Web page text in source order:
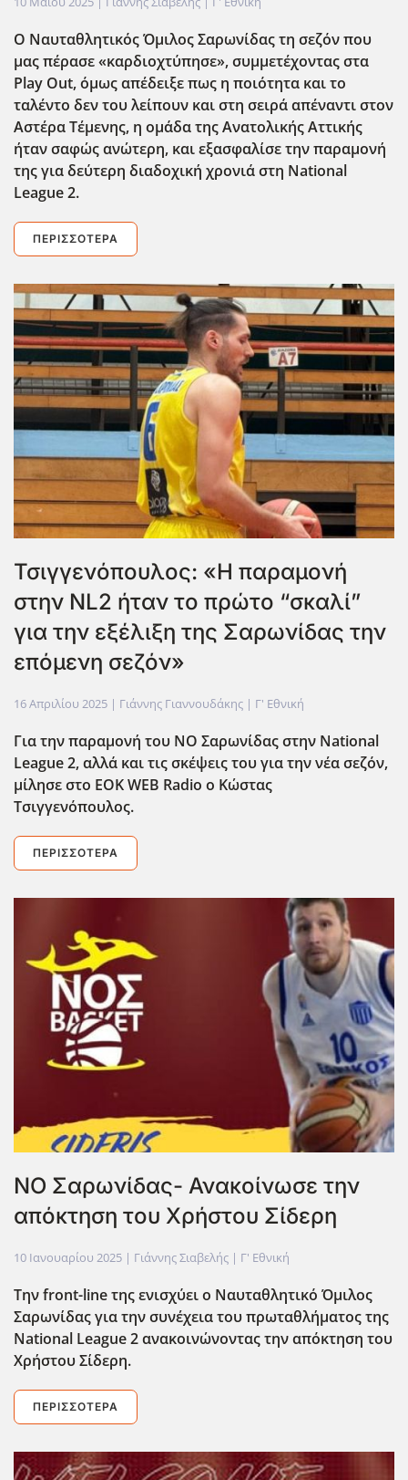
Ο Ναυταθλητικός Όμιλος Σαρωνίδας τη σεζόν που
μας πέρασε «καρδιοχτύπησε», συμμετέχοντας στα
Play Out, όμως απέδειξε πως η ποιότητα και το
ταλέντο δεν του λείπουν και στη σειρά απέναντι στον
Αστέρα Τέμενης, η ομάδα της Ανατολικής Αττικής
ήταν σαφώς ανώτερη, και εξασφαλίσε την παραμονή
της για δεύτερη διαδοχική χρονιά στη National
League 2.
ΠΕΡΙΣΣΌΤΕΡΑ
Τσιγγενόπουλος: «Η παραμονή
στην NL2 ήταν το πρώτο “σκαλί”
για την εξέλιξη της Σαρωνίδας την
επόμενη σεζόν»
16 Απριλίου 2025 | Γιάννης Γιαννουδάκης | Γ' Εθνική
Για την παραμονή του ΝΟ Σαρωνίδας στην National
League2, αλλά και τις σκέψεις του για την νέα σεζόν,
μίλησε στο EOKWEB Radio ο Κώστας
Τσιγγενόπουλος.
ΠΕΡΙΣΣΌΤΕΡΑ
ΝΟ Σαρωνίδας- Ανακοίνωσε την
απόκτηση του Χρήστου Σίδερη
10 Ιανουαρίου 2025 | Γιάννης Σιαβελής | Γ' Εθνική
Την front-line της ενισχύει ο Ναυταθλητικό Όμιλος
Σαρωνίδας για την συνέχεια του πρωταθλήματος της
National League 2 ανακοινώνοντας την απόκτηση του
Χρήστου Σίδερη.
ΠΕΡΙΣΣΌΤΕΡΑ